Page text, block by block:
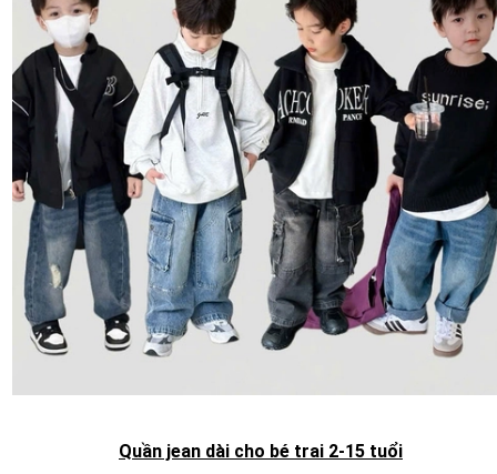
Quần jean dài cho bé trai 2-15 tuổi